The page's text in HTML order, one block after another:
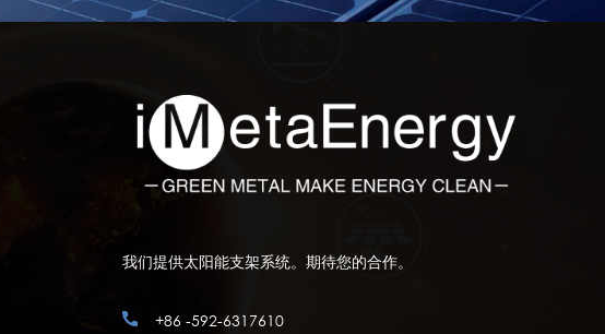
我们提供太阳能支架系统。期待您的合作。
+86 -592-6317610